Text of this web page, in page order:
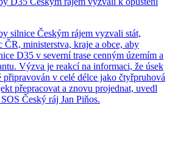
silnice Českým rájem vyzvali stát,
ministerstva, kraje a obce, aby
D35 v severní trase cenným územím a
Výzva je reakcí na informaci, že úsek
v celé délce jako čtyřpruhová
přepracovat a znovu projednat, uvedl
Český ráj Jan Piňos.